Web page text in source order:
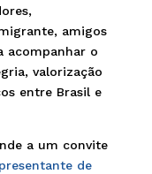
amigos
acompanhar o
valorização
entre Brasil e
a um convite
de